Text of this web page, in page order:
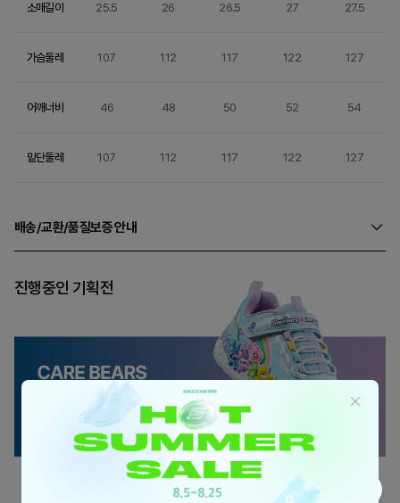
소매길이 25.5 26 26.5 27 27.5
가슴둘레 107 112 117 122 127
어깨너비 46 48 50 52 54
밑단둘레 107 112 117 122 127
배송/교환/품질보증 안내
진행중인 기획전